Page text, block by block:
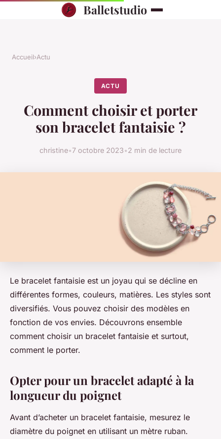
Balletstudio
Accueil›Actu
ACTU
Comment choisir et porter
son bracelet fantaisie ?
christine•7 octobre 2023•2 min de lecture
Le bracelet fantaisie est un joyau qui se décline en
différentes formes, couleurs, matières. Les styles sont
diversifiés. Vous pouvez choisir des modèles en
fonction de vos envies. Découvrons ensemble
comment choisir un bracelet fantaisie et surtout,
comment le porter.
Opter pour un bracelet adapté à la
longueur du poignet
Avant d’acheter un bracelet fantaisie, mesurez le
diamètre du poignet en utilisant un mètre ruban.